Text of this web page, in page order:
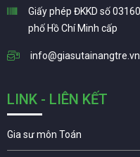
Giấy phép ĐKKD số
phố Hồ Chí Minh cấp
info@giasutainangtre.vn
LINK - LIÊN KẾT
Gia sư môn Toán